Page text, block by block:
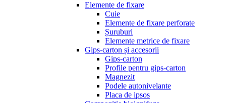
Elemente de fixare
Cuie
Elemente de fixare perforate
Șuruburi
Elemente metrice de fixare
Gips-carton și accesorii
Gips-carton
Profile pentru gips-carton
Magnezit
Podele autonivelante
Placa de ipsos